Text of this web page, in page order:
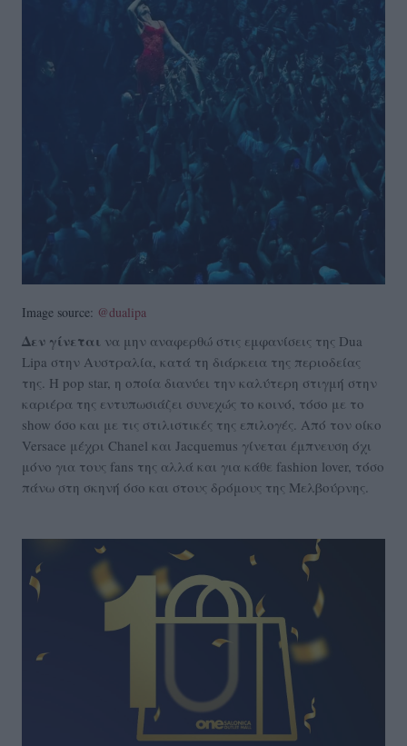
Image source: @dualipa
Δεν γίνεται να μην αναφερθώ στις εμφανίσεις της Dua
Lipa στην Αυστραλία, κατά τη διάρκεια της περιοδείας
της. Η pop star, η οποία διανύει την καλύτερη στιγμή στην
καριέρα της εντυπωσιάζει συνεχώς το κοινό, τόσο με το
show όσο και με τις στιλιστικές της επιλογές. Από τον οίκο
Versace μέχρι Chanel και Jacquemus γίνεται έμπνευση όχι
μόνο για τους fans της αλλά και για κάθε fashion lover, τόσο
πάνω στη σκηνή όσο και στους δρόμους της Μελβούρνης.